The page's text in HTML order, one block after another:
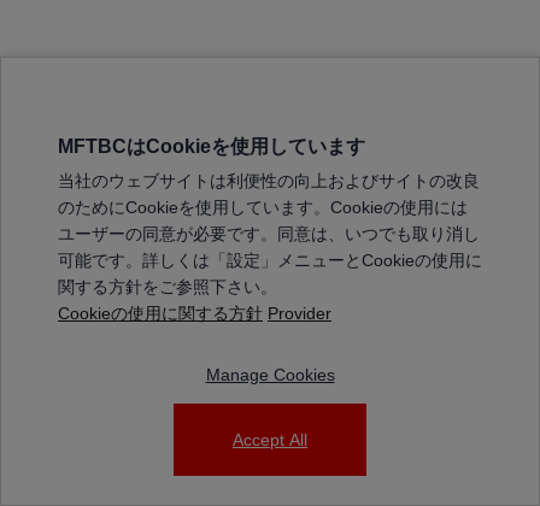
販売店リスト
よくある質問 / お問い合わせ
特定商取引法に基づく表記
三菱ふそうショップ_利用規約
MFTBCはCookieを使用しています
当社のウェブサイトは利便性の向上およびサイトの改良
のためにCookieを使用しています。Cookieの使用には
ユーザーの同意が必要です。同意は、いつでも取り消し
可能です。詳しくは「設定」メニューとCookieの使用に
関する方針をご参照下さい。
Cookieの使用に関する方針 Provider
Manage Cookies
Accept All